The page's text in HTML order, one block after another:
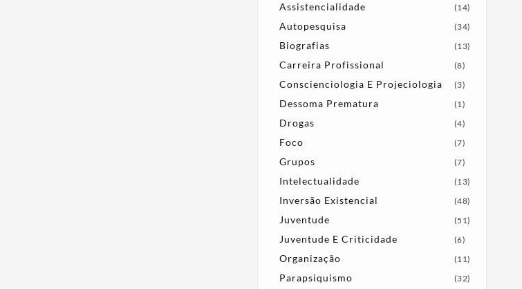
Assistencialidade (14)
Autopesquisa (34)
Biografias (13)
Carreira Profissional (8)
Conscienciologia E Projeciologia (3)
Dessoma Prematura (1)
Drogas (4)
Foco (7)
Grupos (7)
Intelectualidade (13)
Inversão Existencial (48)
Juventude (51)
Juventude E Criticidade (6)
Organização (11)
Parapsiquismo (32)